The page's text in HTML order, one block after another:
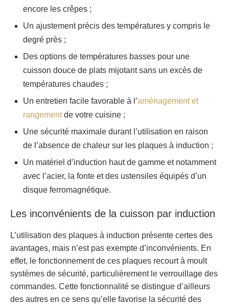
encore les crêpes ;
Un ajustement précis des températures y compris le
degré près ;
Des options de températures basses pour une
cuisson douce de plats mijotant sans un excès de
températures chaudes ;
Un entretien facile favorable à l’aménagement et
rangementde votre cuisine ;
Une sécurité maximale durant l’utilisation en raison
de l’absence de chaleur sur les plaques à induction ;
Un matériel d’induction haut de gamme et notamment
avec l’acier, la fonte et des ustensiles équipés d’un
disque ferromagnétique.
Les inconvénients de la cuisson par induction
L’utilisation des plaques à induction présente certes des
avantages, mais n’est pas exempte d’inconvénients. En
effet, le fonctionnement de ces plaques recourt à moult
systèmes de sécurité, particulièrement le verrouillage des
commandes. Cette fonctionnalité se distingue d’ailleurs
des autres en ce sens qu’elle favorise la sécurité des